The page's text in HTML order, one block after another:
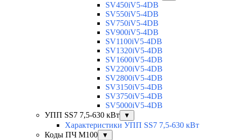
SV450iV5-4DB
SV550iV5-4DB
SV750iV5-4DB
SV900iV5-4DB
SV1100iV5-4DB
SV1320iV5-4DB
SV1600iV5-4DB
SV2200iV5-4DB
SV2800iV5-4DB
SV3150iV5-4DB
SV3750iV5-4DB
SV5000iV5-4DB
УПП SS7 7,5-630 кВт
▼
Характеристики УПП SS7 7,5-630 кВт
Коды ПЧ М100
▼